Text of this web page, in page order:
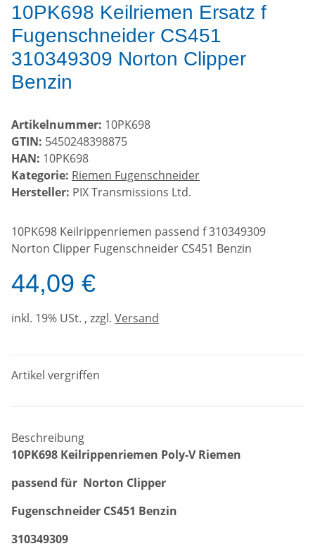
10PK698 Keilriemen Ersatz f
Fugenschneider CS451
310349309 Norton Clipper
Benzin
Artikelnummer: 10PK698
GTIN: 5450248398875
HAN: 10PK698
Kategorie: Riemen Fugenschneider
Hersteller: PIX Transmissions Ltd.
10PK698 Keilrippenriemen passend f 310349309
Norton Clipper Fugenschneider CS451 Benzin
44,09 €
inkl. 19% USt. , zzgl. Versand
Artikel vergriffen
Beschreibung
10PK698 Keilrippenriemen Poly-V Riemen
passend für Norton Clipper
Fugenschneider CS451 Benzin
310349309